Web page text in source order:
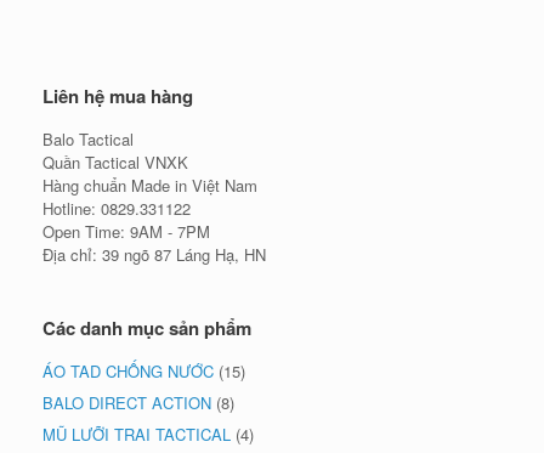
Liên hệ mua hàng
Balo Tactical
Quần Tactical VNXK
Hàng chuẩn Made in Việt Nam
Hotline: 0829.331122
Open Time: 9AM - 7PM
Địa chỉ: 39 ngõ 87 Láng Hạ, HN
Các danh mục sản phẩm
ÁO TAD CHỐNG NƯỚC (15)
BALO DIRECT ACTION (8)
MŨ LƯỠI TRAI TACTICAL (4)